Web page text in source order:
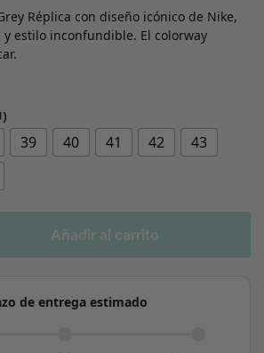
Réplica con diseño icónico de Nike,
estilo inconfundible. El colorway
39 40 41 42
43
Añadir al carrito
de entrega estimado